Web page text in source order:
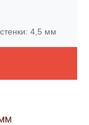
4,5 мм